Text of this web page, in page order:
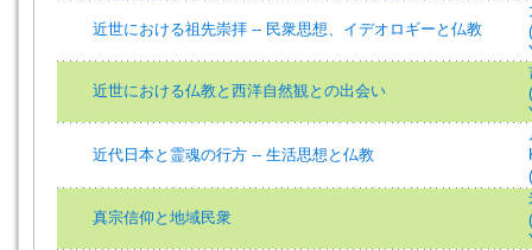
近世における祖先崇拝 -- 民衆思想、イデオロギーと仏教
近世における仏教と西洋自然観との出会い
近代日本と霊魂の行方 -- 生活思想と仏教
真宗信仰と地域民衆